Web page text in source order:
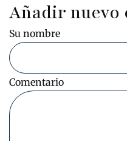
Añadir nuevo
Su nombre
Comentario